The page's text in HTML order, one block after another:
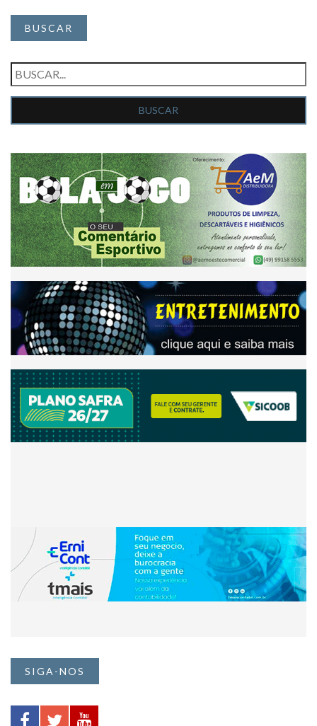
BUSCAR
SIGA-NOS